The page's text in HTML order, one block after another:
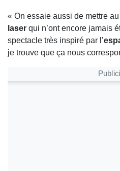
« On essaie aussi de mettre
laser qui n’ont encore jamais
spectacle très inspiré par l’
je trouve que ça nous